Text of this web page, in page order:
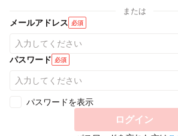
または
メールアドレス 必須
パスワード 必須
パスワードを表示
ログイン